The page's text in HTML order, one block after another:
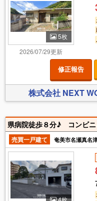
5枚
2026/07/29更新
修正報告
株式会社 NEXT
売買一戸建て
奄美市名瀬真名
4枚